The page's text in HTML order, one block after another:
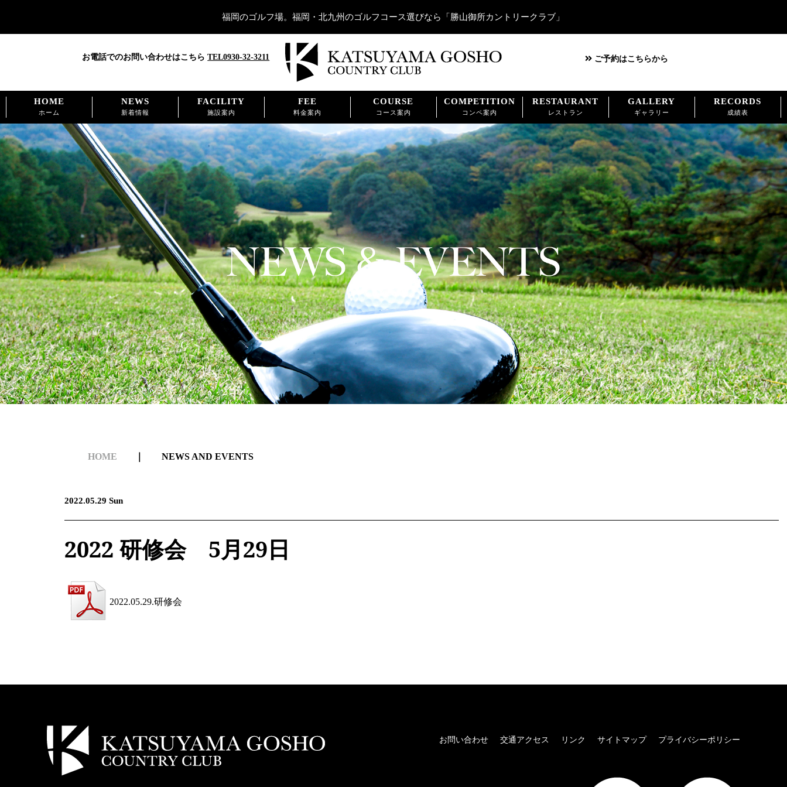
福岡のゴルフ場。福岡・北九州のゴルフコース選びなら「勝山御所カントリークラブ」
お電話でのお問い合わせはこちらTEL0930-32-3211 ご予約はこちらから
HOME
ホーム
NEWS
新着情報
FACILITY
施設案内
FEE
料金案内
COURSE
コース案内
COMPETITION
コンペ案内
RESTAURANT
レストラン
GALLERY
ギャラリー
RECORDS
成績表
HOME NEWS AND EVENTS
2022.05.29 Sun
2022 研修会 5月29日
2022.05.29.研修会
お問い合わせ 交通アクセス リンク サイトマップ プライバシーポリシー